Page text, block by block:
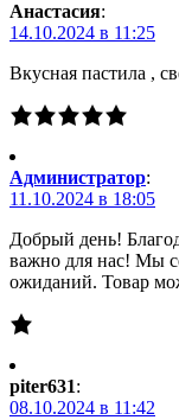
Анастасия:
14.10.2024 в 11:25
Вкусная пастила ,
Администратор:
11.10.2024 в 18:05
Добрый день!
важно для нас! Мы
ожиданий. Товар
piter631:
08.10.2024 в 11:42